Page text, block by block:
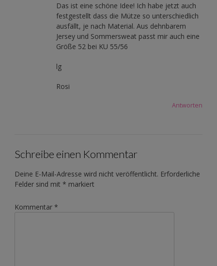
Das ist eine schöne Idee! Ich habe jetzt auch
festgestellt dass die Mütze so unterschiedlich
ausfällt, je nach Material. Aus dehnbarem
Jersey und Sommersweat passt mir auch eine
Größe 52 bei KU 55/56
lg
Rosi
Antworten
Schreibe einen Kommentar
Deine E-Mail-Adresse wird nicht veröffentlicht. Erforderliche
Felder sind mit * markiert
Kommentar *